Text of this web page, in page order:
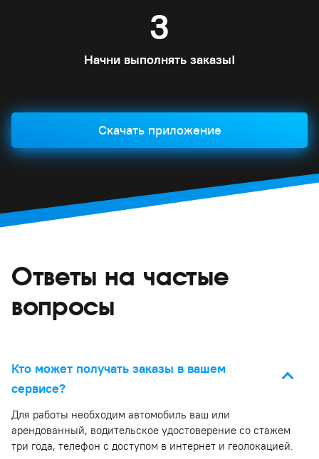
3
Начни выполнять заказы!
Скачать приложение
Ответы на частые
вопросы
Кто может получать заказы в вашем
сервисе?
Для работы необходим автомобиль ваш или
арендованный, водительское удостоверение со стажем
три года, телефон с доступом в интернет и геолокацией.